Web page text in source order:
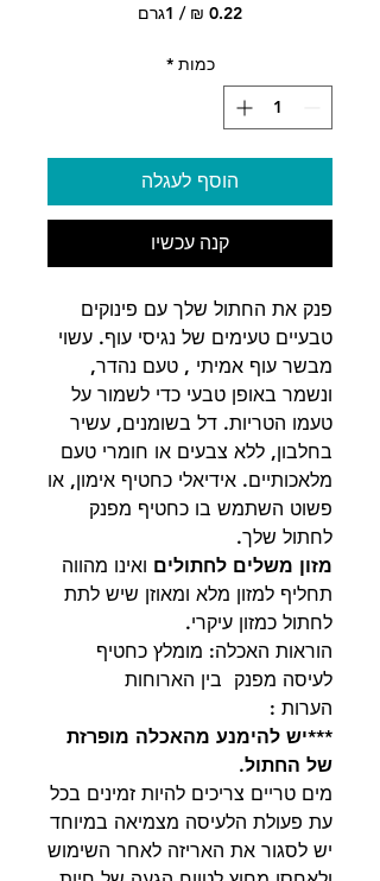
/ 1גרם
לכלכמות *
הוסף לעגלה
קנה עכשיו
פנק את החתול שלך עם פינוקים
טבעיים טעימים של נגיסי עוף. עשוי
מבשר עוף אמיתי , טעם נהדר,
ונשמר באופן טבעי כדי לשמור על
טעמו הטריות. דל בשומנים, עשיר
בחלבון, ללא צבעים או חומרי טעם
מלאכותיים. אידיאלי כחטיף אימון, או
פשוט השתמש בו כחטיף מפנק
לחתול שלך.
מזון משלים לחתולים ואינו מהווה
תחליף למזון מלא ומאוזן שיש לתת
לחתול כמזון עיקרי.
הוראות האכלה: מומלץ כחטיף
לעיסה מפנק בין הארוחות
הערות :
***יש להימנע מהאכלה מופרזת
של החתול.
מים טריים צריכים להיות זמינים בכל
עת פעולת הלעיסה מצמיאה במיוחד
יש לסגור את האריזה לאחר השימוש